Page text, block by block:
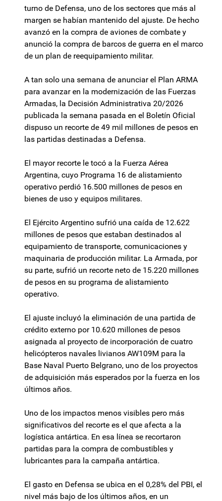
turno de Defensa, uno de los sectores que más al
margen se habían mantenido del ajuste. De hecho
avanzó en la compra de aviones de combate y
anunció la compra de barcos de guerra en el marco
de un plan de reequipamiento militar.
A tan solo una semana de anunciar el Plan ARMA
para avanzar en la modernización de las Fuerzas
Armadas, la Decisión Administrativa 20/2026
publicada la semana pasada en el Boletín Oficial
dispuso un recorte de 49 mil millones de pesos en
las partidas destinadas a Defensa.
El mayor recorte le tocó a la Fuerza Aérea
Argentina, cuyo Programa 16 de alistamiento
operativo perdió 16.500 millones de pesos en
bienes de uso y equipos militares.
El Ejército Argentino sufrió una caída de 12.622
millones de pesos que estaban destinados al
equipamiento de transporte, comunicaciones y
maquinaria de producción militar. La Armada, por
su parte, sufrió un recorte neto de 15.220 millones
de pesos en su programa de alistamiento
operativo.
El ajuste incluyó la eliminación de una partida de
crédito externo por 10.620 millones de pesos
asignada al proyecto de incorporación de cuatro
helicópteros navales livianos AW109M para la
Base Naval Puerto Belgrano, uno de los proyectos
de adquisición más esperados por la fuerza en los
últimos años.
Uno de los impactos menos visibles pero más
significativos del recorte es el que afecta a la
logística antártica. En esa línea se recortaron
partidas para la compra de combustibles y
lubricantes para la campaña antártica.
El gasto en Defensa se ubica en el 0,28% del PBI, el
nivel más bajo de los últimos años, en un